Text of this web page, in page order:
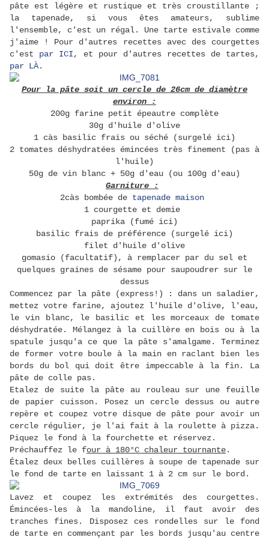
pâte est légère et rustique et très croustillante ;
la tapenade, si vous êtes amateurs, sublime
l'ensemble, c'est un régal. Une tarte estivale comme
j'aime ! Pour d'autres recettes avec des courgettes
c'est par ICI, et pour d'autres recettes de tartes,
par LÀ.
Pour la pâte soit un cercle de 26cm de diamètre
environ :
200g farine petit épeautre complète
30g d'huile d'olive
1 càs basilic frais ou séché (surgelé ici)
2 tomates déshydratées émincées très finement (pas à
l'huile)
50g de vin blanc + 50g d'eau (ou 100g d'eau)
Garniture :
2càs bombée de tapenade maison
1 courgette et demie
paprika (fumé ici)
basilic frais de préférence (surgelé ici)
filet d'huile d'olive
gomasio (facultatif), à remplacer par du sel et
quelques graines de sésame pour saupoudrer sur le
dessus
Commencez par la pâte (express!) : dans un saladier,
mettez votre farine, ajoutez l'huile d'olive, l'eau,
le vin blanc, le basilic et les morceaux de tomate
déshydratée. Mélangez à la cuillère en bois ou à la
spatule jusqu'a ce que la pâte s'amalgame. Terminez
de former votre boule à la main en raclant bien les
bords du bol qui doit être impeccable à la fin. La
pâte de colle pas.
Etalez de suite la pâte au rouleau sur une feuille
de papier cuisson. Posez un cercle dessus ou autre
repère et coupez votre disque de pâte pour avoir un
cercle régulier, je l'ai fait à la roulette à pizza.
Piquez le fond à la fourchette et réservez.
Préchauffez le four à 180°C chaleur tournante.
Étalez deux belles cuillères à soupe de tapenade sur
le fond de tarte en laissant 1 à 2 cm sur le bord.
Lavez et coupez les extrémités des courgettes.
Émincées-les à la mandoline, il faut avoir des
tranches fines. Disposez ces rondelles sur le fond
de tarte en commençant par les bords jusqu'au centre